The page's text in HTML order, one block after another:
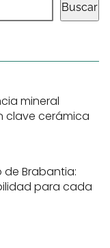
Buscar
mineral
clave cerámica
de Brabantia:
para cada